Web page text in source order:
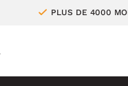
PLUS DE 4000